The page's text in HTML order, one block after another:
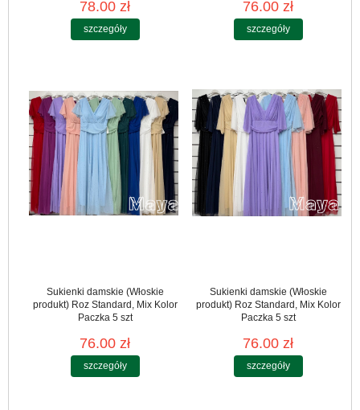
78.00 zł
szczegóły
76.00 zł
szczegóły
Sukienki damskie (Włoskie
produkt) Roz Standard, Mix Kolor
Paczka 5 szt
76.00 zł
szczegóły
Sukienki damskie (Włoskie
produkt) Roz Standard, Mix Kolor
Paczka 5 szt
76.00 zł
szczegóły